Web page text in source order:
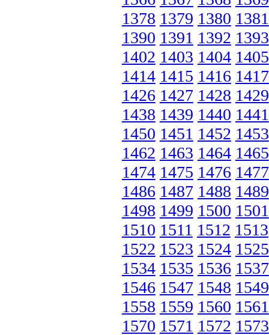
1378 1379 1380 1381
1390 1391 1392 1393
1402 1403 1404 1405
1414 1415 1416 1417
1426 1427 1428 1429
1438 1439 1440 1441
1450 1451 1452 1453
1462 1463 1464 1465
1474 1475 1476 1477
1486 1487 1488 1489
1498 1499 1500 1501
1510 1511 1512 1513
1522 1523 1524 1525
1534 1535 1536 1537
1546 1547 1548 1549
1558 1559 1560 1561
1570 1571 1572 1573